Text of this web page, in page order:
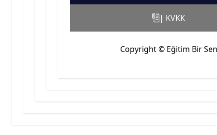
Copyright © Eğitim Bir Sen
| KVKK